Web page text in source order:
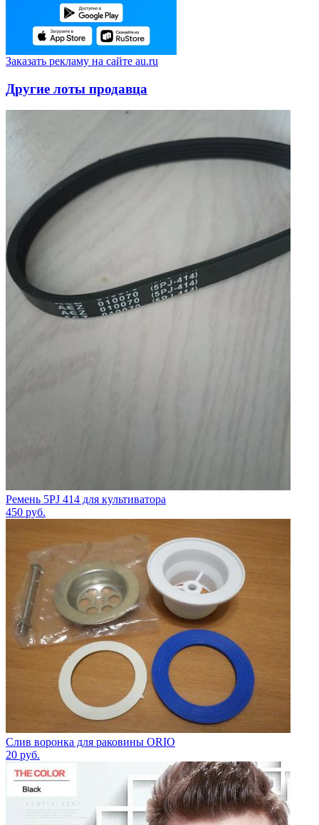
Заказать рекламу на сайте au.ru
Другие лоты продавца
Ремень 5PJ 414 для культиватора
450 руб.
Слив воронка для раковины ORIO
20 руб.